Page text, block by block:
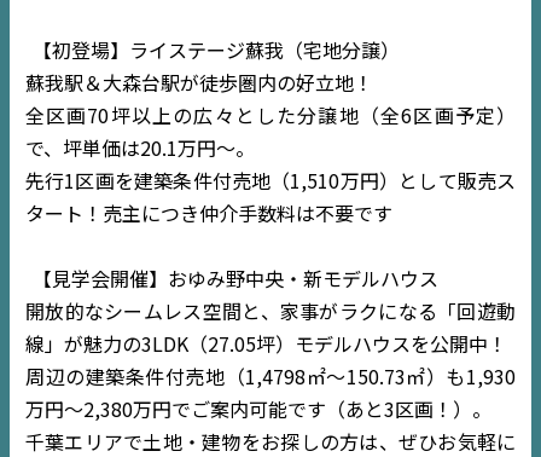
【初登場】ライステージ蘇我（宅地分譲）
蘇我駅＆大森台駅が徒歩圏内の好立地！
全区画70坪以上の広々とした分譲地（全6区画予定）
で、坪単価は20.1万円〜。
先行1区画を建築条件付売地（1,510万円）として販売ス
タート！売主につき仲介手数料は不要です
【見学会開催】おゆみ野中央・新モデルハウス
開放的なシームレス空間と、家事がラクになる「回遊動
線」が魅力の3LDK（27.05坪）モデルハウスを公開中！
周辺の建築条件付売地（1,4798㎡〜150.73㎡）も1,930
万円〜2,380万円でご案内可能です（あと3区画！）。
千葉エリアで土地・建物をお探しの方は、ぜひお気軽に